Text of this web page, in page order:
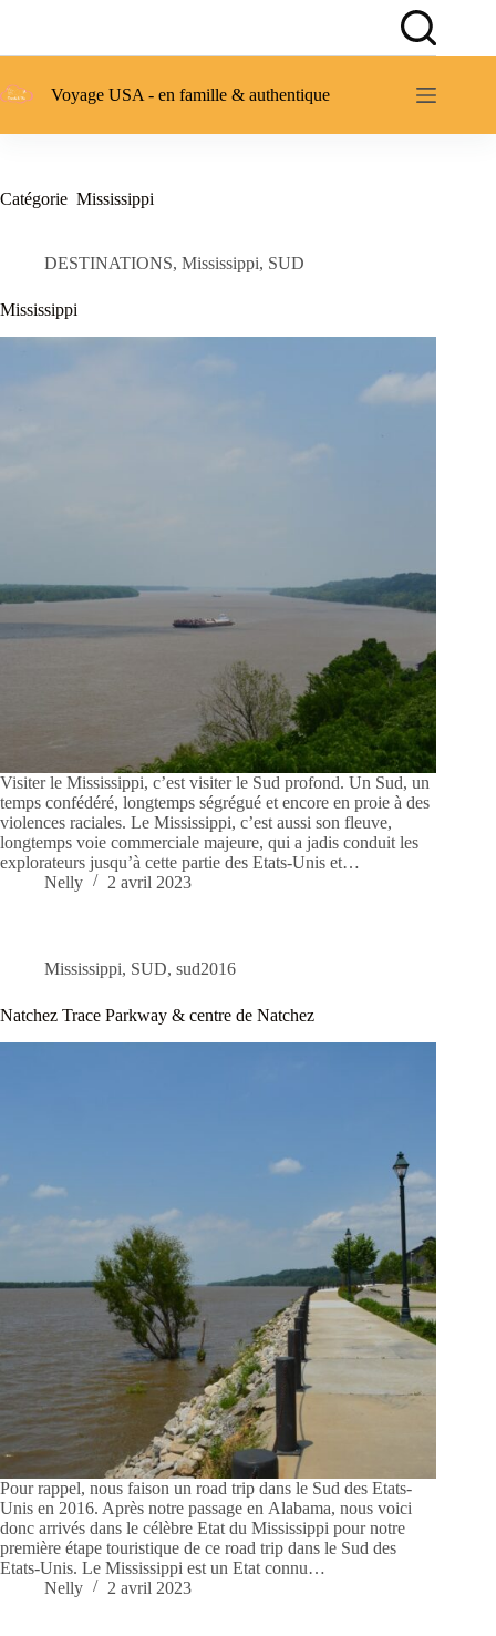
Voyage USA - en famille & authentique
Catégorie Mississippi
DESTINATIONS, Mississippi, SUD
Mississippi
Visiter le Mississippi, c’est visiter le Sud profond. Un Sud, un
temps confédéré, longtemps ségrégué et encore en proie à des
violences raciales. Le Mississippi, c’est aussi son fleuve,
longtemps voie commerciale majeure, qui a jadis conduit les
explorateurs jusqu’à cette partie des Etats-Unis et…
Nelly
2 avril 2023
Mississippi, SUD, sud2016
Natchez Trace Parkway & centre de Natchez
Pour rappel, nous faison un road trip dans le Sud des Etats-
Unis en 2016. Après notre passage en Alabama, nous voici
donc arrivés dans le célèbre Etat du Mississippi pour notre
première étape touristique de ce road trip dans le Sud des
Etats-Unis. Le Mississippi est un Etat connu…
Nelly
2 avril 2023